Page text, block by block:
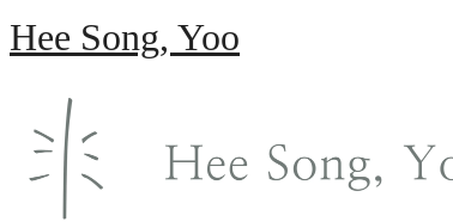
Hee Song, Yoo